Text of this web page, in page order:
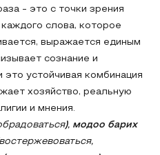
- это с точки зрения
слова, которое
выражается единым
сознание и
устойчивая комбинация
хозяйство, реальную
и мнения.
), модоо барих